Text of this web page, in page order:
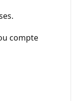
compte